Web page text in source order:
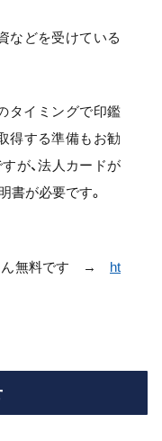
などを受けている
タイミングで印鑑
得する準備もお勧
が、法人カードが
書が必要です。
ろん無料です → ht